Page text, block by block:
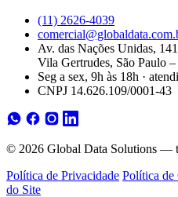
(11) 2626-4039
Av. das Nações Unidas,
Vila Gertrudes, São Paulo –
Seg a sex, 9h às 18h ·
CNPJ 14.626.109/0001-43
© 2026 Global Data Solutions —
Política de Privacidade Política de
do Site